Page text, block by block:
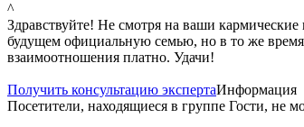
^
Здравствуйте! Не смотря на ваши
будущем официальную семью, но в то же
взаимоотношения платно. Удачи!
Получить консультацию экспертаИнформация
Посетители, находящиеся в группе Гости, не